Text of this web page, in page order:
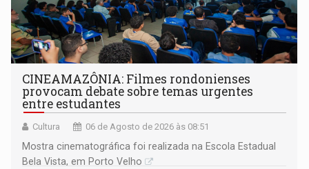
CINEAMAZÔNIA: Filmes rondonienses
provocam debate sobre temas urgentes
entre estudantes
Cultura 06 de Agosto de 2026 às 08:51
Mostra cinematográfica foi realizada na Escola Estadual
Bela Vista, em Porto Velho